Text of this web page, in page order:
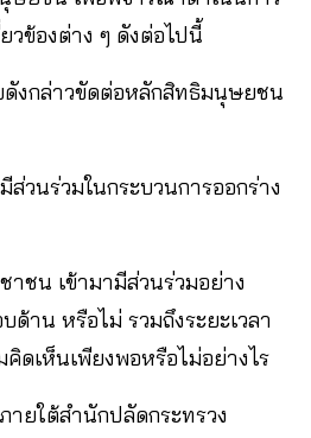
วข้องต่าง ๆ ดังต่อไปนี้
ดังกล่าวขัดต่อหลักสิทธิมนุษยชน
ส่วนร่วมในกระบวนการออกร่าง
าชน เข้ามามีส่วนร่วมอย่าง
ด้าน หรือไม่ รวมถึงระยะเวลา
คิดเห็นเพียงพอหรือไม่อย่างไร
ายใต้สํานักปลัดกระทรวง